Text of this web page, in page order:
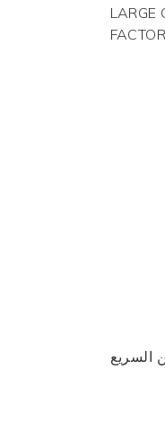
LARGE
السريع